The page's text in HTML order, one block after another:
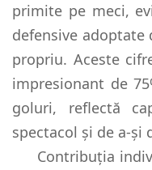
primite pe meci,
defensive adoptate
propriu. Aceste
impresionant de
goluri, reflectă
spectacol și de a-și
Contribuția